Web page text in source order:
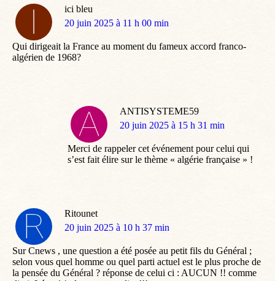
ici bleu
dit
20 juin 2025 à 11 h 00 min
Qui dirigeait la France au moment du fameux accord franco-
algérien de 1968?
ANTISYSTEME59
dit
20 juin 2025 à 15 h 31 min
Merci de rappeler cet événement pour celui qui
s’est fait élire sur le thème « algérie française » !
Ritounet
dit
20 juin 2025 à 10 h 37 min
Sur Cnews , une question a été posée au petit fils du Général ;
selon vous quel homme ou quel parti actuel est le plus proche de
la pensée du Général ? réponse de celui ci : AUCUN !! comme